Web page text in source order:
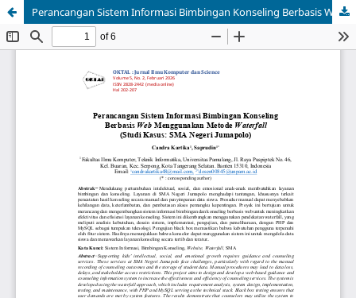
Perancangan Sistem Informasi Bimbingan Konseling Berbasis Web Menggunakan Metode Waterfall (Studi Kasus: SMA Negeri Jumapolo)